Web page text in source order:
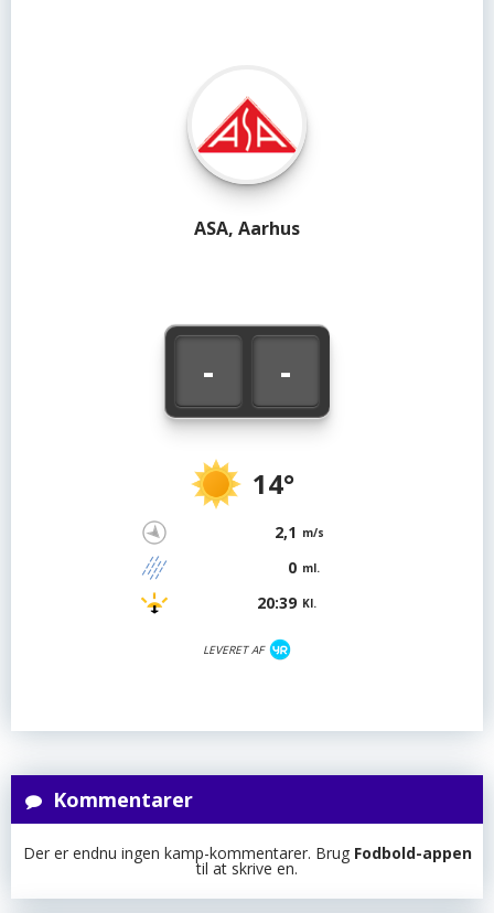
- -
14°
2,1 m/s
0 ml.
20:39 Kl.
LEVERET AF
ASA, Aarhus
Kommentarer
Der er endnu ingen kamp-kommentarer. Brug Fodbold-appen
til at skrive en.